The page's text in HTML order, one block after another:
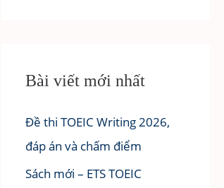
Bài viết mới nhất
Đề thi TOEIC Writing 2026,
đáp án và chấm điểm
Sách mới – ETS TOEIC